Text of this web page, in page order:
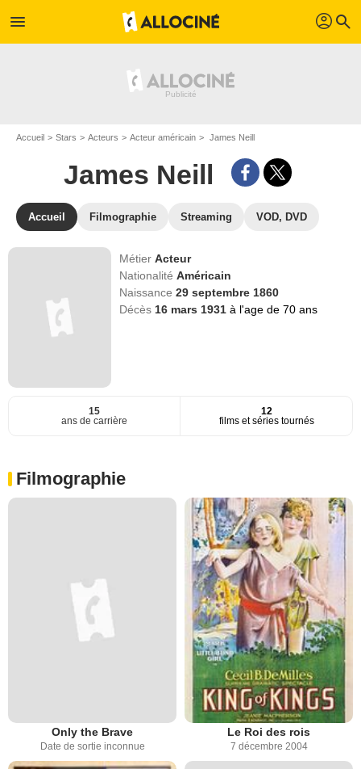
menu profil search
Accueil Stars Acteurs Acteur américain James Neill
James Neill
Accueil Filmographie Streaming VOD, DVD
MétierActeur
NationalitéAméricain
Naissance29 septembre 1860
Décès 16 mars 1931à l'age de 70 ans
15
ans de carrière
12
films et séries tournés
Filmographie
Only the Brave
Date de sortie inconnue
Le Roi des rois
7 décembre 2004